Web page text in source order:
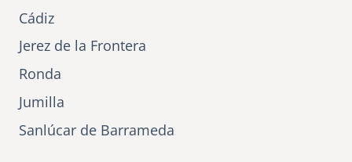
Cádiz
Jerez de la Frontera
Ronda
Jumilla
Sanlúcar de Barrameda